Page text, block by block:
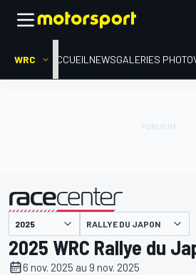
WRC ACCUEIL NEWSGALERIES PHOTO
présenté par RALLYE DU JAPON
2025 WRC Rallye du
6 nov. 2025 au 9 nov. 2025